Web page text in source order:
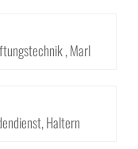
, Marl
Haltern